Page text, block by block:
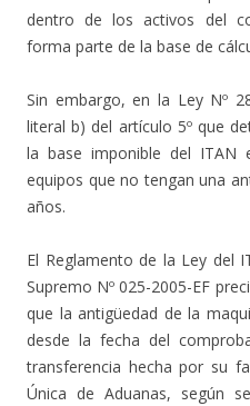
dentro de los activos del
forma parte de la base de
Sin embargo, en la Ley Nº
literal b) del artículo 5º que
la base imponible del ITAN
equipos que no tengan una
años.
El Reglamento de la Ley del
Supremo Nº 025-2005-EF
que la antigüedad de la
desde la fecha del
transferencia hecha por su
Única de Aduanas, según